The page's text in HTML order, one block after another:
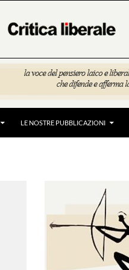
LE NOSTRE PUBBLICAZIONI